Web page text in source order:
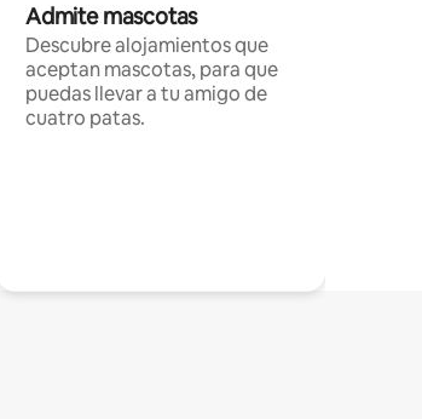
Admite mascotas
Descubre alojamientos que
aceptan mascotas, para que
puedas llevar a tu amigo de
cuatro patas.